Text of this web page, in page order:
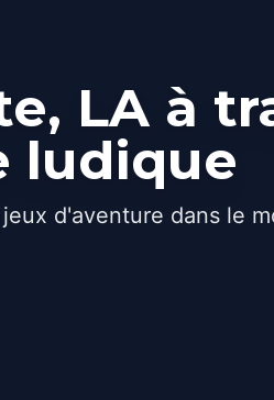
LA à
ludique
d'aventure dans le